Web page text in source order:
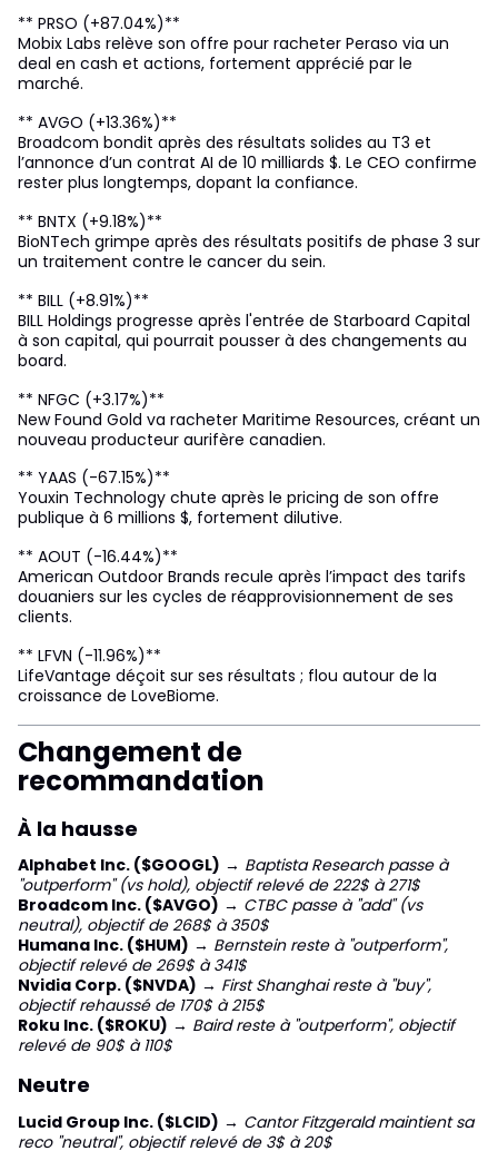
** PRSO (+87.04%)**
Mobix Labs relève son offre pour racheter Peraso via un
deal en cash et actions, fortement apprécié par le
marché.
** AVGO (+13.36%)**
Broadcom bondit après des résultats solides au T3 et
l’annonce d’un contrat AI de 10 milliards $. Le CEO confirme
rester plus longtemps, dopant la confiance.
** BNTX (+9.18%)**
BioNTech grimpe après des résultats positifs de phase 3 sur
un traitement contre le cancer du sein.
** BILL (+8.91%)**
BILL Holdings progresse après l'entrée de Starboard Capital
à son capital, qui pourrait pousser à des changements au
board.
** NFGC (+3.17%)**
New Found Gold va racheter Maritime Resources, créant un
nouveau producteur aurifère canadien.
** YAAS (-67.15%)**
Youxin Technology chute après le pricing de son offre
publique à 6 millions $, fortement dilutive.
** AOUT (-16.44%)**
American Outdoor Brands recule après l’impact des tarifs
douaniers sur les cycles de réapprovisionnement de ses
clients.
** LFVN (-11.96%)**
LifeVantage déçoit sur ses résultats ; flou autour de la
croissance de LoveBiome.
Changement de
recommandation
À la hausse
Alphabet Inc. ($GOOGL) → Baptista Research passe à
"outperform" (vs hold), objectif relevé de 222$ à 271$
Broadcom Inc. ($AVGO) → CTBC passe à "add" (vs
neutral), objectif de 268$ à 350$
Humana Inc. ($HUM) → Bernstein reste à "outperform",
objectif relevé de 269$ à 341$
Nvidia Corp. ($NVDA) → First Shanghai reste à "buy",
objectif rehaussé de 170$ à 215$
Roku Inc. ($ROKU) → Baird reste à "outperform", objectif
relevé de 90$ à 110$
Neutre
Lucid Group Inc. ($LCID) → Cantor Fitzgerald maintient sa
reco "neutral", objectif relevé de 3$ à 20$